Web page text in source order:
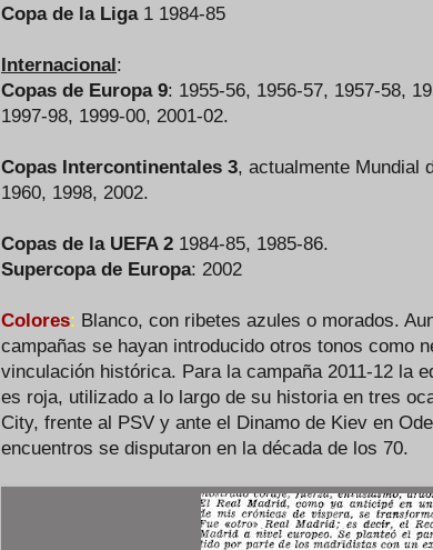
Copa de la Liga1 1984-85
Internacional:
Copas de Europa 9: 1955-56, 1956-57, 1957-58,
1997-98, 1999-00, 2001-02.
Copas Intercontinentales 3, actualmente Mundial
1960, 1998, 2002.
Copas de la UEFA 2 1984-85, 1985-86.
Supercopa de Europa: 2002
Colores: Blanco, con ribetes azules o morados.
campañas se hayan introducido otros tonos como
vinculación histórica. Para la campaña 2011-12 la
es roja, utilizado a lo largo de su historia en tres
City, frente al PSV y ante el Dinamo de Kiev en
encuentros se disputaron en la década de los 70.